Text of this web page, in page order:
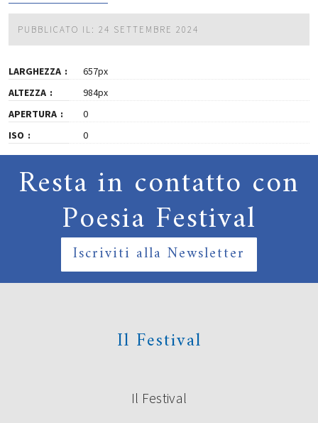
PUBBLICATO IL: 24 SETTEMBRE 2024
LARGHEZZA
657px
ALTEZZA
984px
APERTURA
0
ISO
0
Resta in contatto con
Poesia Festival
Iscriviti alla Newsletter
Il Festival
Il Festival